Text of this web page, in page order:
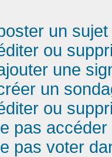
un
ou
une
un
ou
pas
pas voter